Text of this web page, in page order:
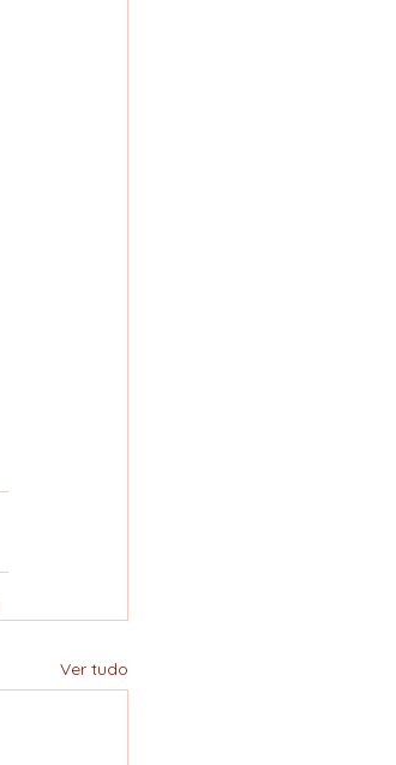
Ver tudo